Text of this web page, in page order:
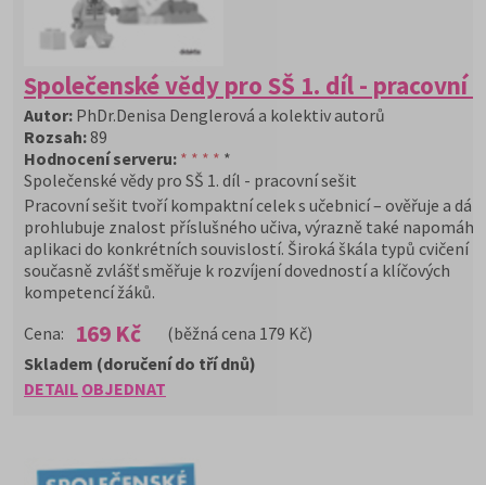
Společenské vědy pro SŠ 1. díl - pracovní
Autor: PhDr.Denisa Denglerová a kolektiv autorů
Rozsah:89
Hodnocení serveru: * * * * *
Společenské vědy pro SŠ 1. díl - pracovní sešit
Pracovní sešit tvoří kompaktní celek s učebnicí – ověřuje a dále
prohlubuje znalost příslušného učiva, výrazně také
aplikaci do konkrétních souvislostí. Široká škála typů cvičení
současně zvlášť směřuje k rozvíjení dovedností a klíčových
kompetencí žáků.
Cena:
169 Kč (běžná cena 179 Kč)
DETAIL OBJEDNAT
Skladem (doručení do tří dnů)